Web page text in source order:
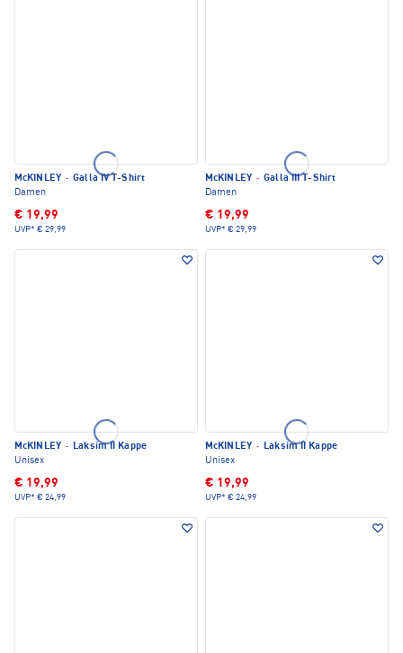
McKINLEY · Galla IV T-Shirt
Damen
€ 19,99
UVP* € 29,99
McKINLEY · Galla III T-Shirt
Damen
€ 19,99
UVP* € 29,99
McKINLEY · Laksim II Kappe
Unisex
€ 19,99
UVP* € 24,99
McKINLEY · Laksim II Kappe
Unisex
€ 19,99
UVP* € 24,99